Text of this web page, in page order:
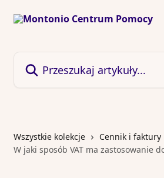
Wszystkie kolekcje
Cennik i faktury
W jaki sposób VAT ma zastosowanie